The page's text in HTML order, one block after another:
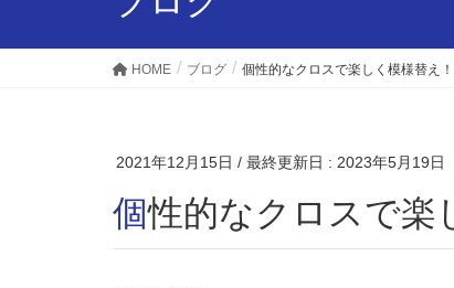
HOME ブログ 個性的なクロスで楽しく模様替え！
2021年12月15日 / 最終更新日 : 2023年5月19日
個性的なクロスで